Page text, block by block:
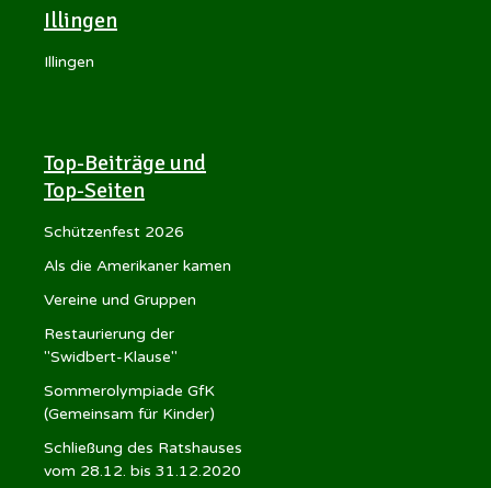
Illingen
Illingen
Top-Beiträge und
Top-Seiten
Schützenfest 2026
Als die Amerikaner kamen
Vereine und Gruppen
Restaurierung der
"Swidbert-Klause"
Sommerolympiade GfK
(Gemeinsam für Kinder)
Schließung des Ratshauses
vom 28.12. bis 31.12.2020